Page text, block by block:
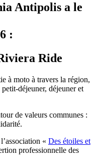
Antipolis a le
:
Ride
à moto à travers la région,
déjeuner, déjeuner et
de valeurs communes :
« Des étoiles et
professionnelle des